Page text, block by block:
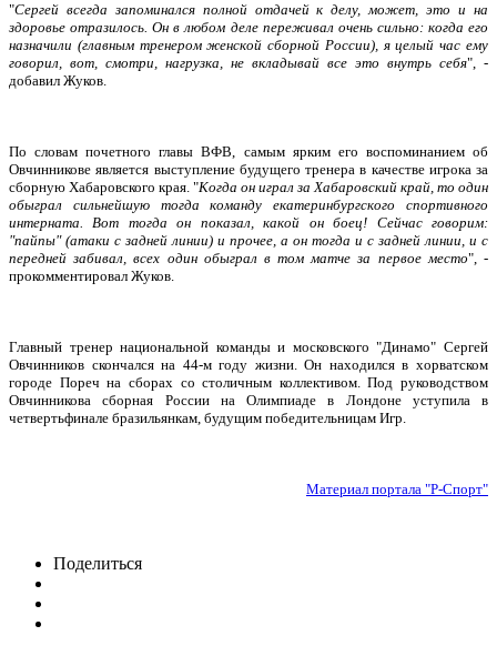
"Сергей всегда запоминался полной отдачей к делу, может, это и на
здоровье отразилось. Он в любом деле переживал очень сильно: когда его
назначили (главным тренером женской сборной России), я целый час ему
говорил, вот, смотри, нагрузка, не вкладывай все это внутрь себя", -
добавил Жуков.
По словам почетного главы ВФВ, самым ярким его воспоминанием об
Овчинникове является выступление будущего тренера в качестве игрока за
сборную Хабаровского края. "Когда он играл за Хабаровский край, то один
обыграл сильнейшую тогда команду екатеринбургского спортивного
интерната. Вот тогда он показал, какой он боец! Сейчас говорим:
"пайпы" (атаки с задней линии) и прочее, а он тогда и с задней линии, и с
передней забивал, всех один обыграл в том матче за первое место", -
прокомментировал Жуков.
Главный тренер национальной команды и московского "Динамо" Сергей
Овчинников скончался на 44-м году жизни. Он находился в хорватском
городе Пореч на сборах со столичным коллективом. Под руководством
Овчинникова сборная России на Олимпиаде в Лондоне уступила в
четвертьфинале бразильянкам, будущим победительницам Игр.
Материал портала "Р-Спорт"
Поделиться